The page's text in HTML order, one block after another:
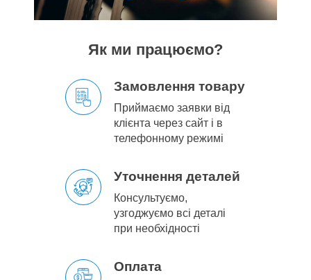
Як ми працюємо?
Замовлення товару
Приймаємо заявки від
клієнта через сайт і в
телефонному режимі
Уточнення деталей
Консультуємо,
узгоджуємо всі деталі
при необхідності
Оплата